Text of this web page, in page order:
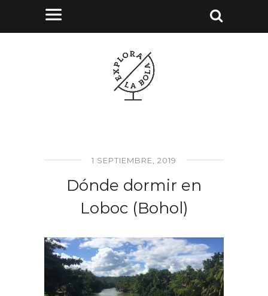
1 SEPTIEMBRE, 2019
Dónde dormir en
Loboc (Bohol)